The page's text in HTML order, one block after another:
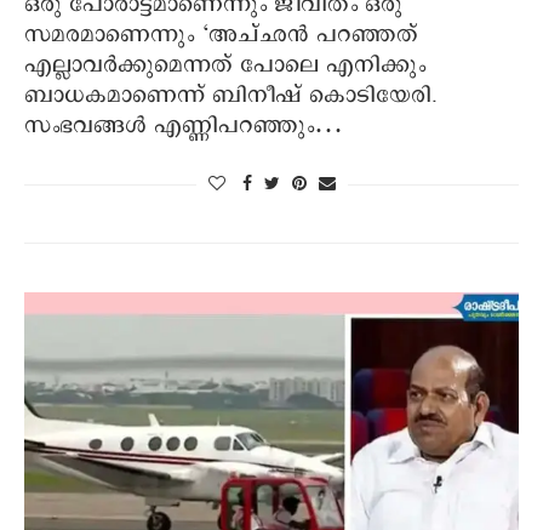
സമരമാണെന്നും ‘അച്ഛന്‍ പറഞ്ഞത്
എല്ലാവര്‍ക്കുമെന്നത് പോലെ എനിക്കും
ബാധകമാണെന്ന് ബിനീഷ് കൊടിയേരി.
സംഭവങ്ങള്‍ എണ്ണിപറഞ്ഞും…